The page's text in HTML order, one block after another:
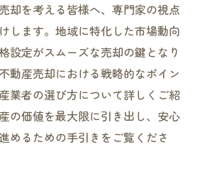
却を考える皆様へ、専門家の視点
します。地域に特化した市場動向
設定がスムーズな売却の鍵となり
動産売却における戦略的なポイン
業者の選び方について詳しくご紹
の価値を最大限に引き出し、安心
めるための手引きをご覧くださ